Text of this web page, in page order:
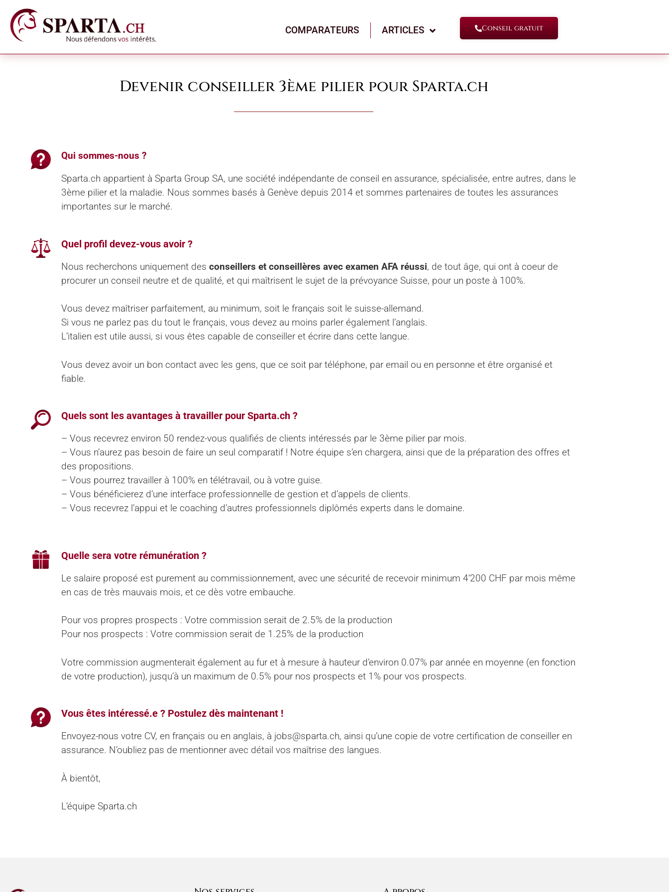
COMPARATEURS ARTICLES Conseil gratuit
Devenir conseiller 3ème pilier pour Sparta.ch
Qui sommes-nous ?
Sparta.ch appartient à Sparta Group SA, une société indépendante de conseil en assurance, spécialisée, entre autres, dans le
3ème pilier et la maladie. Nous sommes basés à Genève depuis 2014 et sommes partenaires de toutes les assurances
importantes sur le marché.
Quel profil devez-vous avoir ?
Nous recherchons uniquement des conseillers et conseillères avec examen AFA réussi, de tout âge, qui ont à coeur de
procurer un conseil neutre et de qualité, et qui maîtrisent le sujet de la prévoyance Suisse, pour un poste à 100%.
Vous devez maîtriser parfaitement, au minimum, soit le français soit le suisse-allemand.
Si vous ne parlez pas du tout le français, vous devez au moins parler également l’anglais.
L’italien est utile aussi, si vous êtes capable de conseiller et écrire dans cette langue.
Vous devez avoir un bon contact avec les gens, que ce soit par téléphone, par email ou en personne et être organisé et
fiable.
Quels sont les avantages à travailler pour Sparta.ch ?
– Vous recevrez environ 50 rendez-vous qualifiés de clients intéressés par le 3ème pilier par mois.
– Vous n’aurez pas besoin de faire un seul comparatif ! Notre équipe s’en chargera, ainsi que de la préparation des offres et
des propositions.
– Vous pourrez travailler à 100% en télétravail, ou à votre guise.
– Vous bénéficierez d’une interface professionnelle de gestion et d’appels de clients.
– Vous recevrez l’appui et le coaching d’autres professionnels diplômés experts dans le domaine.
Quelle sera votre rémunération ?
Le salaire proposé est purement au commissionnement, avec une sécurité de recevoir minimum 4’200 CHF par mois même
en cas de très mauvais mois, et ce dès votre embauche.
Pour vos propres prospects : Votre commission serait de 2.5% de la production
Pour nos prospects : Votre commission serait de 1.25% de la production
Votre commission augmenterait également au fur et à mesure à hauteur d’environ 0.07% par année en moyenne (en fonction
de votre production), jusqu’à un maximum de 0.5% pour nos prospects et 1% pour vos prospects.
Vous êtes intéressé.e ? Postulez dès maintenant !
Envoyez-nous votre CV, en français ou en anglais, à jobs@sparta.ch, ainsi qu’une copie de votre certification de conseiller en
assurance. N’oubliez pas de mentionner avec détail vos maîtrise des langues.
À bientôt,
L’équipe Sparta.ch